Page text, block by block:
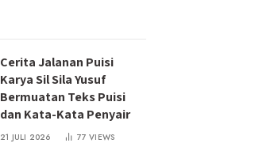
Cerita Jalanan Puisi
Karya Sil Sila Yusuf
Bermuatan Teks Puisi
dan Kata-Kata Penyair
21 JULI 2026 77VIEWS